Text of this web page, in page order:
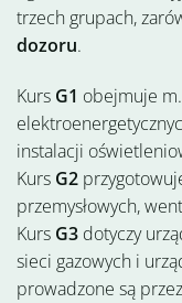
trzech grupach,
dozoru.
Kurs G1 obejmuje
instalacji
Kurs G2
przemysłowych,
Kurs G3 dotyczy
sieci gazowych i
prowadzone są